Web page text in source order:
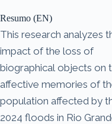
Resumo (EN)
This research analyzes
impact of the loss of
biographical objects on
affective memories of
population affected by
2024 floods in Rio